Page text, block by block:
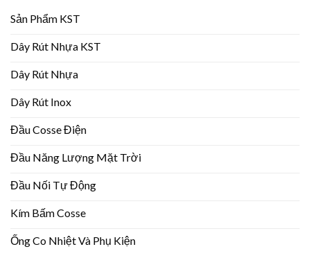
Sản Phẩm KST
Dây Rút Nhựa KST
Dây Rút Nhựa
Dây Rút Inox
Đầu Cosse Điện
Đầu Năng Lượng Mặt Trời
Đầu Nối Tự Động
Kím Bấm Cosse
Ống Co Nhiệt Và Phụ Kiện